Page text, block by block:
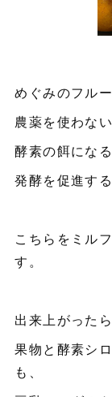
めぐみのフル
農薬を使わない
酵素の餌になる
発酵を促進する
こちらをミル
す。
出来上がった
果物と酵素シ
も、